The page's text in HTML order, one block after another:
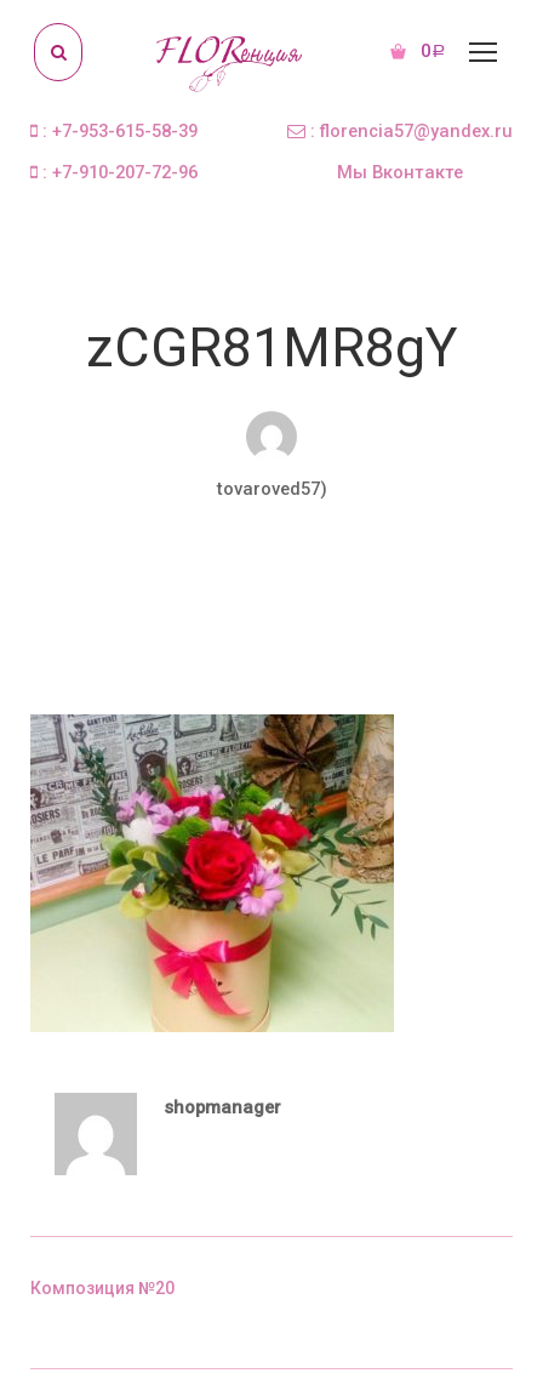
0Р
: +7-953-615-58-39
: +7-910-207-72-96
: florencia57@yandex.ru
Мы Вконтакте
zCGR81MR8gY
tovaroved57)
shopmanager
Композиция №20